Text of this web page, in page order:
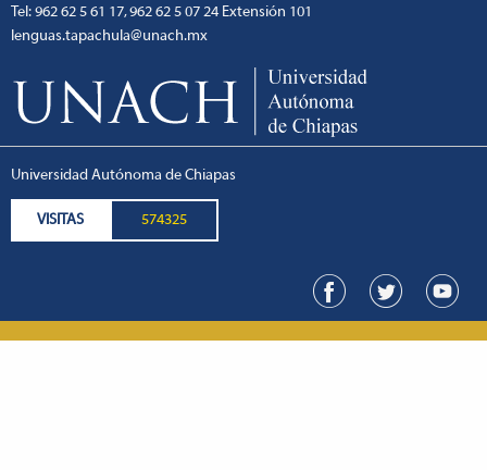
Tel: 962 62 5 61 17, 962 62 5 07 24 Extensión 101
lenguas.tapachula@unach.mx
Universidad Autónoma de Chiapas
VISITAS 574325